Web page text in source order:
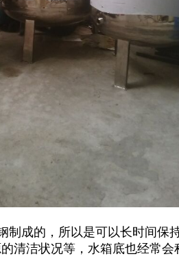
成的，所以是可以长时间保
清洁状况等，水箱底也经常会